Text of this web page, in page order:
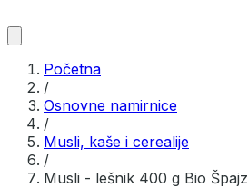
Početna
/
Osnovne namirnice
/
Musli, kaše i cerealije
/
Musli - lešnik 400 g Bio Špajz